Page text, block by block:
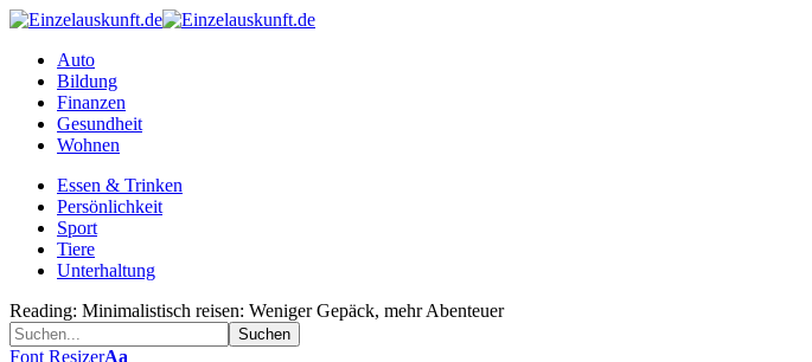
Auto
Bildung
Finanzen
Gesundheit
Wohnen
Essen & Trinken
Persönlichkeit
Sport
Tiere
Unterhaltung
Reading: Minimalistisch reisen: Weniger Gepäck, mehr Abenteuer
Font ResizerAa